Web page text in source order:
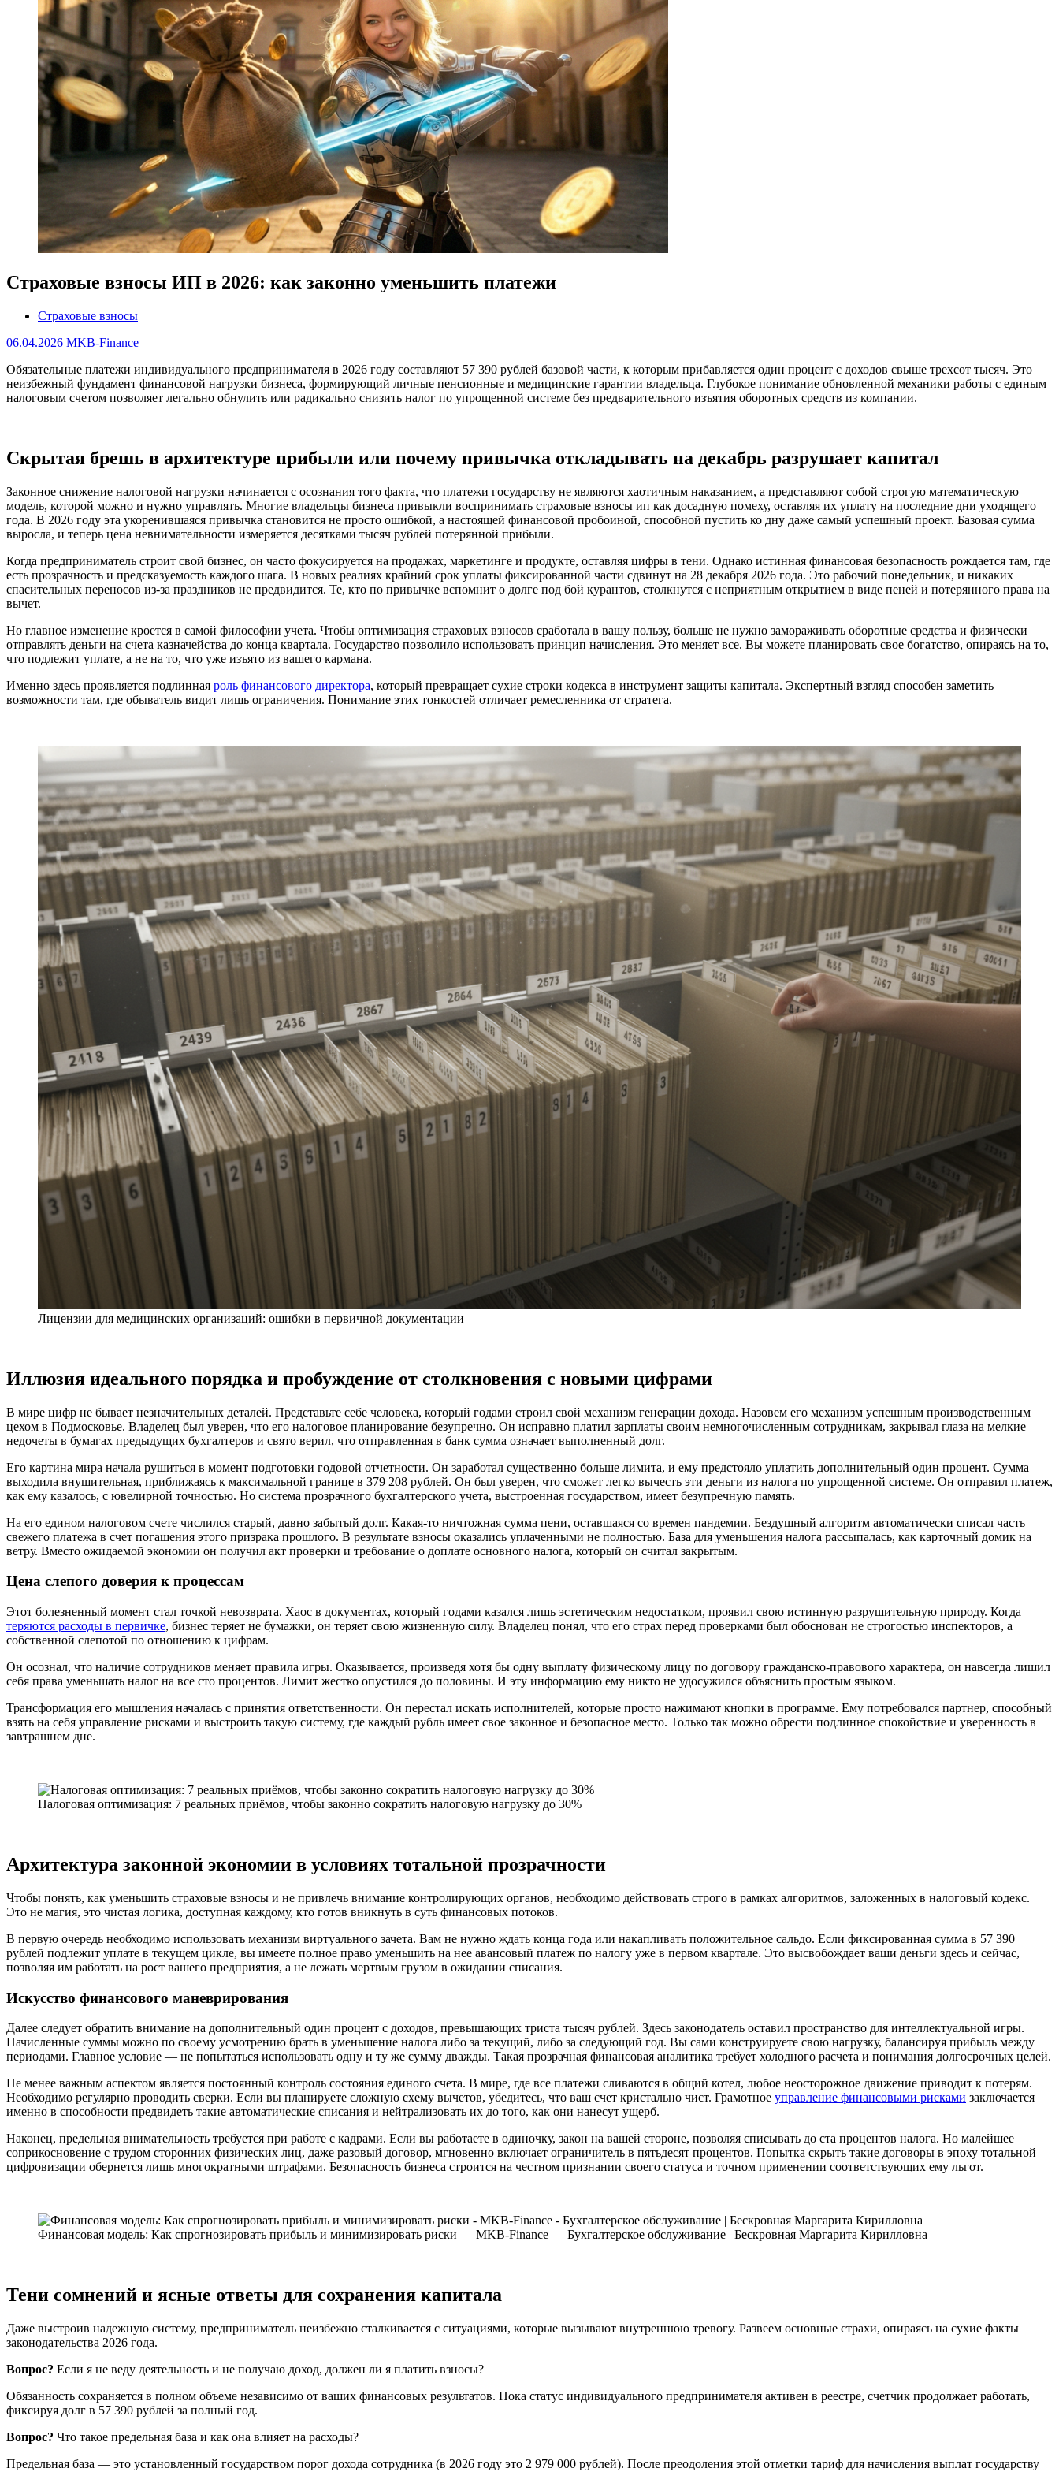
Страховые взносы ИП в 2026: как законно уменьшить платежи
Страховые взносы
06.04.2026 MKB-Finance
Обязательные платежи индивидуального предпринимателя в 2026 году составляют 57 390 рублей базовой части, к которым прибавляется один процент с доходов свыше трехсот тысяч. Это
неизбежный фундамент финансовой нагрузки бизнеса, формирующий личные пенсионные и медицинские гарантии владельца. Глубокое понимание обновленной механики работы с единым
налоговым счетом позволяет легально обнулить или радикально снизить налог по упрощенной системе без предварительного изъятия оборотных средств из компании.
Скрытая брешь в архитектуре прибыли или почему привычка откладывать на декабрь разрушает капитал
Законное снижение налоговой нагрузки начинается с осознания того факта, что платежи государству не являются хаотичным наказанием, а представляют собой строгую математическую
модель, которой можно и нужно управлять. Многие владельцы бизнеса привыкли воспринимать страховые взносы ип как досадную помеху, оставляя их уплату на последние дни уходящего
года. В 2026 году эта укоренившаяся привычка становится не просто ошибкой, а настоящей финансовой пробоиной, способной пустить ко дну даже самый успешный проект. Базовая сумма
выросла, и теперь цена невнимательности измеряется десятками тысяч рублей потерянной прибыли.
Когда предприниматель строит свой бизнес, он часто фокусируется на продажах, маркетинге и продукте, оставляя цифры в тени. Однако истинная финансовая безопасность рождается там, где
есть прозрачность и предсказуемость каждого шага. В новых реалиях крайний срок уплаты фиксированной части сдвинут на 28 декабря 2026 года. Это рабочий понедельник, и никаких
спасительных переносов из-за праздников не предвидится. Те, кто по привычке вспомнит о долге под бой курантов, столкнутся с неприятным открытием в виде пеней и потерянного права на
вычет.
Но главное изменение кроется в самой философии учета. Чтобы оптимизация страховых взносов сработала в вашу пользу, больше не нужно замораживать оборотные средства и физически
отправлять деньги на счета казначейства до конца квартала. Государство позволило использовать принцип начисления. Это меняет все. Вы можете планировать свое богатство, опираясь на то,
что подлежит уплате, а не на то, что уже изъято из вашего кармана.
Именно здесь проявляется подлинная роль финансового директора, который превращает сухие строки кодекса в инструмент защиты капитала. Экспертный взгляд способен заметить
возможности там, где обыватель видит лишь ограничения. Понимание этих тонкостей отличает ремесленника от стратега.
Лицензии для медицинских организаций: ошибки в первичной документации
Иллюзия идеального порядка и пробуждение от столкновения с новыми цифрами
В мире цифр не бывает незначительных деталей. Представьте себе человека, который годами строил свой механизм генерации дохода. Назовем его механизм успешным производственным
цехом в Подмосковье. Владелец был уверен, что его налоговое планирование безупречно. Он исправно платил зарплаты своим немногочисленным сотрудникам, закрывал глаза на мелкие
недочеты в бумагах предыдущих бухгалтеров и свято верил, что отправленная в банк сумма означает выполненный долг.
Его картина мира начала рушиться в момент подготовки годовой отчетности. Он заработал существенно больше лимита, и ему предстояло уплатить дополнительный один процент. Сумма
выходила внушительная, приближаясь к максимальной границе в 379 208 рублей. Он был уверен, что сможет легко вычесть эти деньги из налога по упрощенной системе. Он отправил платеж,
как ему казалось, с ювелирной точностью. Но система прозрачного бухгалтерского учета, выстроенная государством, имеет безупречную память.
На его едином налоговом счете числился старый, давно забытый долг. Какая-то ничтожная сумма пени, оставшаяся со времен пандемии. Бездушный алгоритм автоматически списал часть
свежего платежа в счет погашения этого призрака прошлого. В результате взносы оказались уплаченными не полностью. База для уменьшения налога рассыпалась, как карточный домик на
ветру. Вместо ожидаемой экономии он получил акт проверки и требование о доплате основного налога, который он считал закрытым.
Цена слепого доверия к процессам
Этот болезненный момент стал точкой невозврата. Хаос в документах, который годами казался лишь эстетическим недостатком, проявил свою истинную разрушительную природу. Когда
теряются расходы в первичке, бизнес теряет не бумажки, он теряет свою жизненную силу. Владелец понял, что его страх перед проверками был обоснован не строгостью инспекторов, а
собственной слепотой по отношению к цифрам.
Он осознал, что наличие сотрудников меняет правила игры. Оказывается, произведя хотя бы одну выплату физическому лицу по договору гражданско-правового характера, он навсегда лишил
себя права уменьшать налог на все сто процентов. Лимит жестко опустился до половины. И эту информацию ему никто не удосужился объяснить простым языком.
Трансформация его мышления началась с принятия ответственности. Он перестал искать исполнителей, которые просто нажимают кнопки в программе. Ему потребовался партнер, способный
взять на себя управление рисками и выстроить такую систему, где каждый рубль имеет свое законное и безопасное место. Только так можно обрести подлинное спокойствие и уверенность в
завтрашнем дне.
Налоговая оптимизация: 7 реальных приёмов, чтобы законно сократить налоговую нагрузку до 30%
Архитектура законной экономии в условиях тотальной прозрачности
Чтобы понять, как уменьшить страховые взносы и не привлечь внимание контролирующих органов, необходимо действовать строго в рамках алгоритмов, заложенных в налоговый кодекс.
Это не магия, это чистая логика, доступная каждому, кто готов вникнуть в суть финансовых потоков.
В первую очередь необходимо использовать механизм виртуального зачета. Вам не нужно ждать конца года или накапливать положительное сальдо. Если фиксированная сумма в 57 390
рублей подлежит уплате в текущем цикле, вы имеете полное право уменьшить на нее авансовый платеж по налогу уже в первом квартале. Это высвобождает ваши деньги здесь и сейчас,
позволяя им работать на рост вашего предприятия, а не лежать мертвым грузом в ожидании списания.
Искусство финансового маневрирования
Далее следует обратить внимание на дополнительный один процент с доходов, превышающих триста тысяч рублей. Здесь законодатель оставил пространство для интеллектуальной игры.
Начисленные суммы можно по своему усмотрению брать в уменьшение налога либо за текущий, либо за следующий год. Вы сами конструируете свою нагрузку, балансируя прибыль между
периодами. Главное условие — не попытаться использовать одну и ту же сумму дважды. Такая прозрачная финансовая аналитика требует холодного расчета и понимания долгосрочных целей.
Не менее важным аспектом является постоянный контроль состояния единого счета. В мире, где все платежи сливаются в общий котел, любое неосторожное движение приводит к потерям.
Необходимо регулярно проводить сверки. Если вы планируете сложную схему вычетов, убедитесь, что ваш счет кристально чист. Грамотное управление финансовыми рисками заключается
именно в способности предвидеть такие автоматические списания и нейтрализовать их до того, как они нанесут ущерб.
Наконец, предельная внимательность требуется при работе с кадрами. Если вы работаете в одиночку, закон на вашей стороне, позволяя списывать до ста процентов налога. Но малейшее
соприкосновение с трудом сторонних физических лиц, даже разовый договор, мгновенно включает ограничитель в пятьдесят процентов. Попытка скрыть такие договоры в эпоху тотальной
цифровизации обернется лишь многократными штрафами. Безопасность бизнеса строится на честном признании своего статуса и точном применении соответствующих ему льгот.
Финансовая модель: Как спрогнозировать прибыль и минимизировать риски — MKB-Finance — Бухгалтерское обслуживание | Бескровная Маргарита Кирилловна
Тени сомнений и ясные ответы для сохранения капитала
Даже выстроив надежную систему, предприниматель неизбежно сталкивается с ситуациями, которые вызывают внутреннюю тревогу. Развеем основные страхи, опираясь на сухие факты
законодательства 2026 года.
Вопрос? Если я не веду деятельность и не получаю доход, должен ли я платить взносы?
Обязанность сохраняется в полном объеме независимо от ваших финансовых результатов. Пока статус индивидуального предпринимателя активен в реестре, счетчик продолжает работать,
фиксируя долг в 57 390 рублей за полный год.
Вопрос? Что такое предельная база и как она влияет на расходы?
Предельная база — это установленный государством порог дохода сотрудника (в 2026 году это 2 979 000 рублей). После преодоления этой отметки тариф для начисления выплат государству